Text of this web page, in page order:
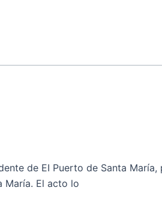
de EI Puerto de Santa María,
María. El acto lo